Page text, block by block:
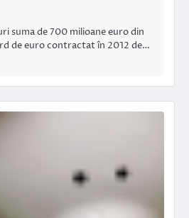
suma de 700 milioane euro din
de euro contractat în 2012 de…